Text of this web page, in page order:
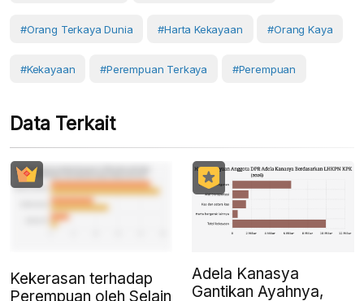
#Orang Terkaya Dunia #Harta Kekayaan #orang Kaya
#Kekayaan #perempuan Terkaya #Perempuan
Data Terkait
Kekerasan terhadap
Perempuan oleh Selain
Adela Kanasya
Gantikan Ayahnya,